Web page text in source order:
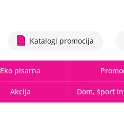
Katalogi promocija
Eko pisarna
Akcija Dom, šport